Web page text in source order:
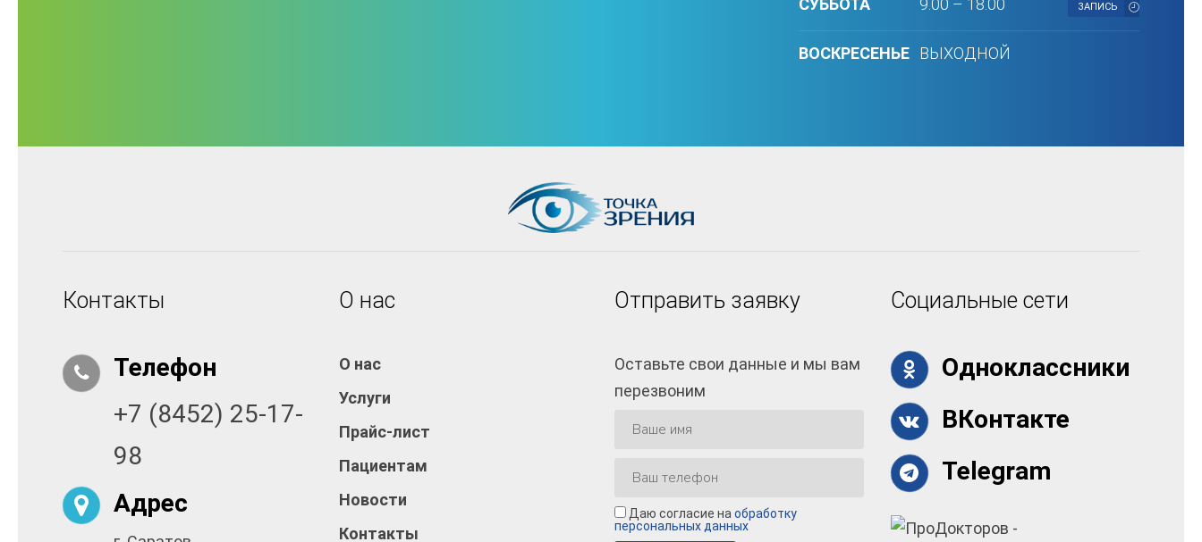
СУББОТА 9.00 – 18.00 ЗАПИСЬ
ВОСКРЕСЕНЬЕ ВЫХОДНОЙ
Контакты
Телефон
+7 (8452) 25-17-
98
Адрес
О нас
О нас
Услуги
Прайс-лист
Пациентам
Новости
Контакты
Отправить заявку
Оставьте свои данные и мы вам
перезвоним
Даю согласие на обработку
персональных данных
Социальные сети
Одноклассники
ВКонтакте
Telegram